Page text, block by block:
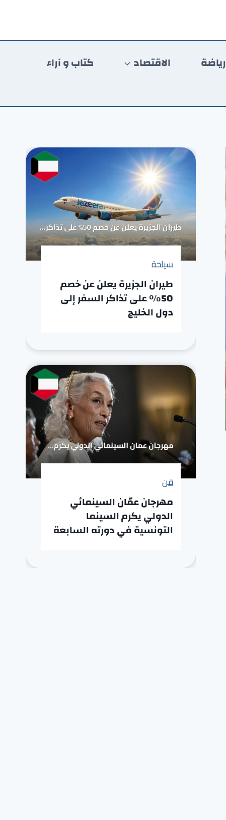
رياضة الاقتصاد
كتاب و آراء
سياحة
طيران الجزيرة يعلن عن خصم
50% على تذاكر السفر إلى
دول الخليج
فن
مهرجان عمّان السينمائي
الدولي يكرم السينما
التونسية في دورته السابعة